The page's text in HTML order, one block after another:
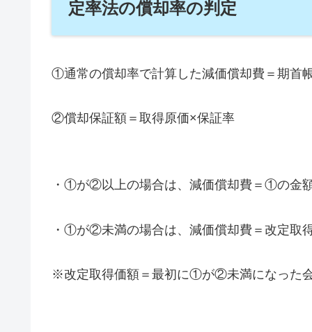
定率法の償却率の判定
①通常の償却率で計算した減価償却費＝期首
②償却保証額＝取得原価×保証率
・①が②以上の場合は、減価償却費＝①の金
・①が②未満の場合は、減価償却費＝改定取
※改定取得価額＝最初に①が②未満になった